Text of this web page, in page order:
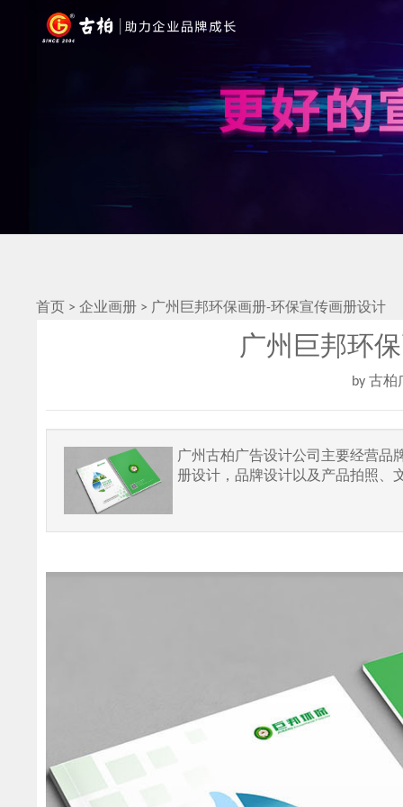
首页 >企业画册 > 广州巨邦环保画册-环保宣传画册设计
广州巨邦环
by 古柏
广州古柏广告设计公司主要经营品
册设计，品牌设计以及产品拍照、